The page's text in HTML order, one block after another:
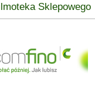
Sklepowego